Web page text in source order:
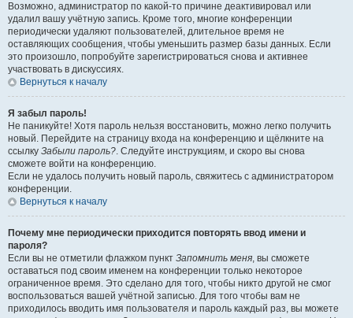
Возможно, администратор по какой-то причине деактивировал или
удалил вашу учётную запись. Кроме того, многие конференции
периодически удаляют пользователей, длительное время не
оставляющих сообщения, чтобы уменьшить размер базы данных. Если
это произошло, попробуйте зарегистрироваться снова и активнее
участвовать в дискуссиях.
Вернуться к началу
Я забыл пароль!
Не паникуйте! Хотя пароль нельзя восстановить, можно легко получить
новый. Перейдите на страницу входа на конференцию и щёлкните на
ссылку Забыли пароль?. Следуйте инструкциям, и скоро вы снова
сможете войти на конференцию.
Если не удалось получить новый пароль, свяжитесь с администратором
конференции.
Вернуться к началу
Почему мне периодически приходится повторять ввод имени и
пароля?
Если вы не отметили флажком пункт Запомнить меня, вы сможете
оставаться под своим именем на конференции только некоторое
ограниченное время. Это сделано для того, чтобы никто другой не смог
воспользоваться вашей учётной записью. Для того чтобы вам не
приходилось вводить имя пользователя и пароль каждый раз, вы можете